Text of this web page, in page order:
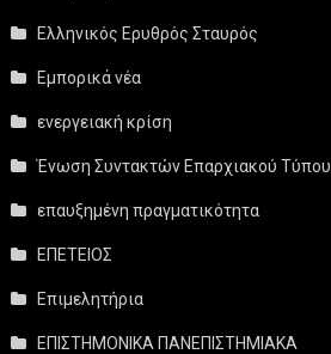
Ελληνικός Ερυθρός Σταυρός
Εμπορικά νέα
ενεργειακή κρίση
Ένωση Συντακτών Επαρχιακού Τύπου
επαυξημένη πραγματικότητα
ΕΠΕΤΕΙΟΣ
Επιμελητήρια
ΕΠΙΣΤΗΜΟΝΙΚΑ ΠΑΝΕΠΙΣΤΗΜΙΑΚΑ